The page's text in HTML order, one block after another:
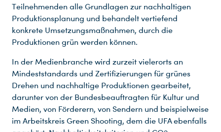
Teilnehmenden alle Grundlagen zur nachhaltigen
Produktionsplanung und behandelt vertiefend
konkrete Umsetzungsmaßnahmen, durch die
Produktionen grün werden können.
In der Medienbranche wird zurzeit vielerorts an
Mindeststandards und Zertifizierungen für grünes
Drehen und nachhaltige Produktionen gearbeitet,
darunter von der Bundesbeauftragten für Kultur und
Medien, von Förderern, von Sendern und beispielweise
im Arbeitskreis Green Shooting, dem die UFA ebenfalls